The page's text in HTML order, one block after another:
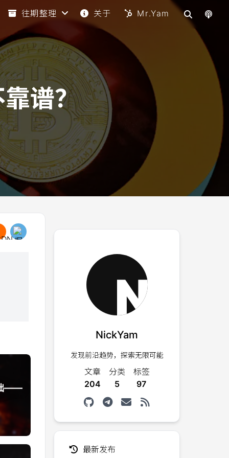
往期整理 关于 Mr.Yam
谱？
——
NickYam
发现前沿趋势，探索无限可能
文章
204
分类
5
标签
97
最新发布